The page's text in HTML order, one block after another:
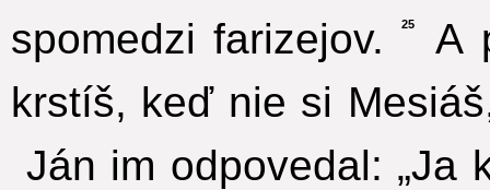
spomedzi farizejov.
25
A
krstíš, keď nie si
Ján im odpovedal: „Ja